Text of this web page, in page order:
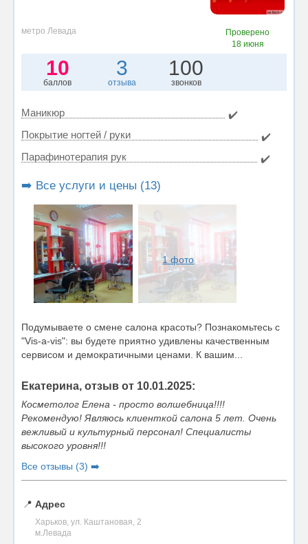
метро Левада
Проверено
18 июня
10
баллов
3
отзыва
100
звонков
Маникюр
✔️
Покрытие ногтей / руки
✔️
Парафинотерапия рук
✔️
➡️ Все услуги и цены (13)
1 фото
Подумываете о смене салона красоты? Познакомьтесь с
"Vis-a-vis": вы будете приятно удивлены качественным
сервисом и демократичными ценами. К вашим...
Екатерина, отзыв от 10.01.2025:
Косметолог Елена - просто волшебница!!!!
Рекомендую! Являюсь клиенткой салона 5 лет. Очень
вежливый и культурный персонал! Специалисты
высокого уровня!!!
Все отзывы (3) ➡️
📍 Адрес
Харьков, ул. Каштановая, 2
м.Левада